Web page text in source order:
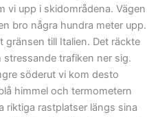
vi upp i skidområdena. Vägen
bro några hundra meter upp.
gränsen till Italien. Det räckte
trafiken ner sig.
söderut vi kom desto
himmel och termometern
riktiga rastplatser längs sina